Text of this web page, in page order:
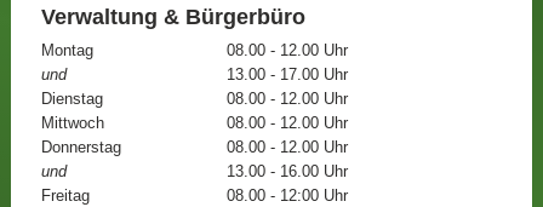
Verwaltung & Bürgerbüro
Montag
08.00 - 12.00 Uhr
und
13.00 - 17.00 Uhr
Dienstag
08.00 - 12.00 Uhr
Mittwoch
08.00 - 12.00 Uhr
Donnerstag
08.00 - 12.00 Uhr
und
13.00 - 16.00 Uhr
Freitag
08.00 - 12:00 Uhr